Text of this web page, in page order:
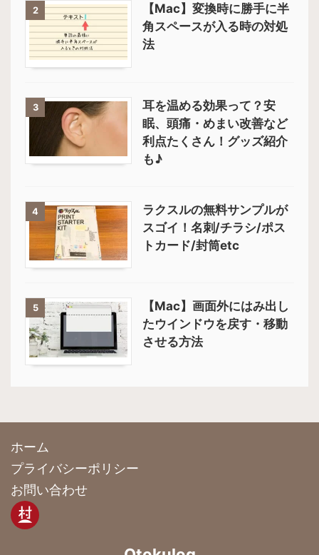
2
【Mac】変換時に勝手に半
角スペースが入る時の対処
法
3
耳を温める効果って？安
眠、頭痛・めまい改善など
利点たくさん！グッズ紹介
も♪
4
ラクスルの無料サンプルが
スゴイ！名刺/チラシ/ポス
トカード/封筒etc
5
【Mac】画面外にはみ出し
たウインドウを戻す・移動
させる方法
ホーム
プライバシーポリシー
お問い合わせ